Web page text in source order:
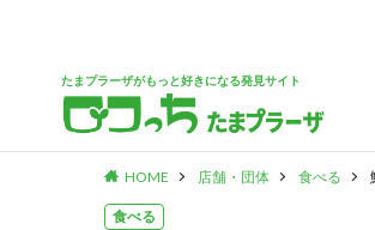
たまプラーザがもっと好きになる発見サイト
HOME 店舗・団体 食べる
食べる